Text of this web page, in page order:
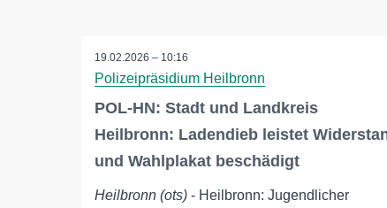
19.02.2026 – 10:16
Polizeipräsidium Heilbronn
POL-HN: Stadt und Landkreis
Heilbronn: Ladendieb leistet
und Wahlplakat beschädigt
Heilbronn (ots) - Heilbronn: Jugendlicher